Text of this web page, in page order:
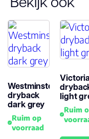
Westminster
dryback
dark grey
Ruim op
voorraad
Victoria
light
Ruim